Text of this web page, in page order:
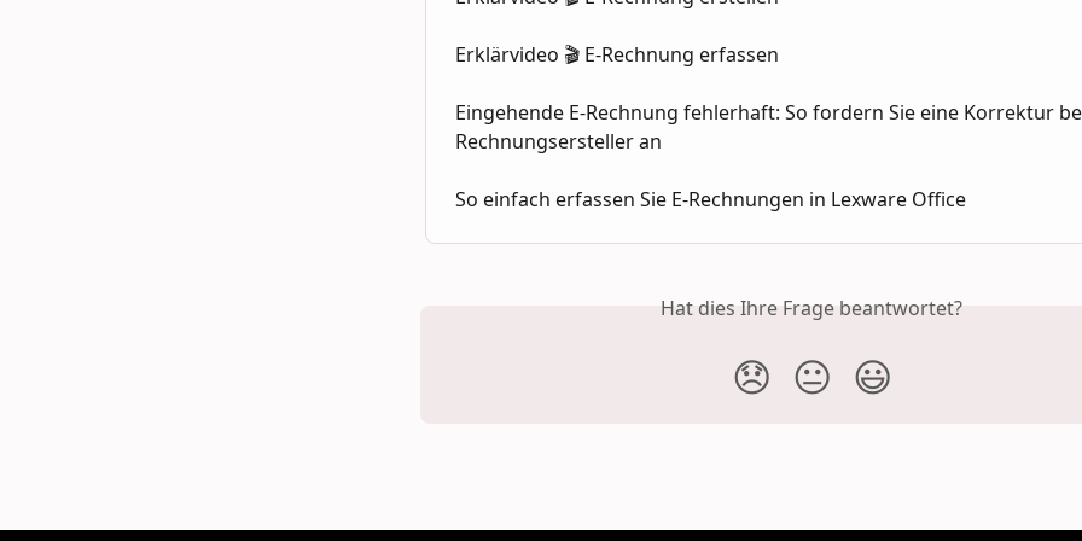
Erklärvideo 🎬 E-Rechnung erfassen
Eingehende E-Rechnung fehlerhaft: So fordern Sie eine Korrektur
Rechnungsersteller an
So einfach erfassen Sie E-Rechnungen in Lexware Office
Hat dies Ihre Frage beantwortet?
😞 😐 😃